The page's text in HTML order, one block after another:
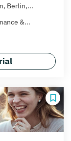
Berlin,...
&...